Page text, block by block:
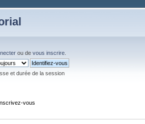
ou devous inscrire
et durée de la session
vous